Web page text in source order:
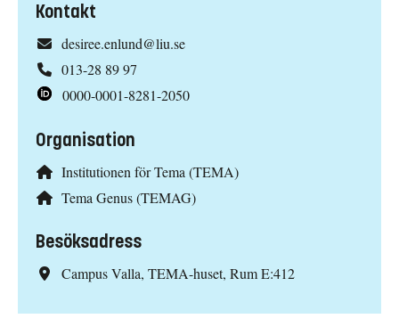
Kontakt
desiree.enlund@liu.se
013-28 89 97
0000-0001-8281-2050
Organisation
Institutionen för Tema (TEMA)
Tema Genus (TEMAG)
Besöksadress
Campus Valla, TEMA-huset, Rum E:412